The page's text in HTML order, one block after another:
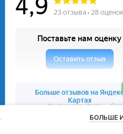
Канат на карте Москвы —
БОЛЬШЕ